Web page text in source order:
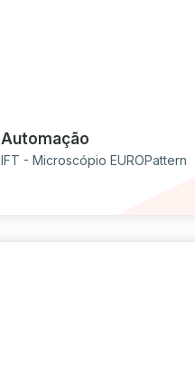
Automação
IFT - Microscópio EUROPattern